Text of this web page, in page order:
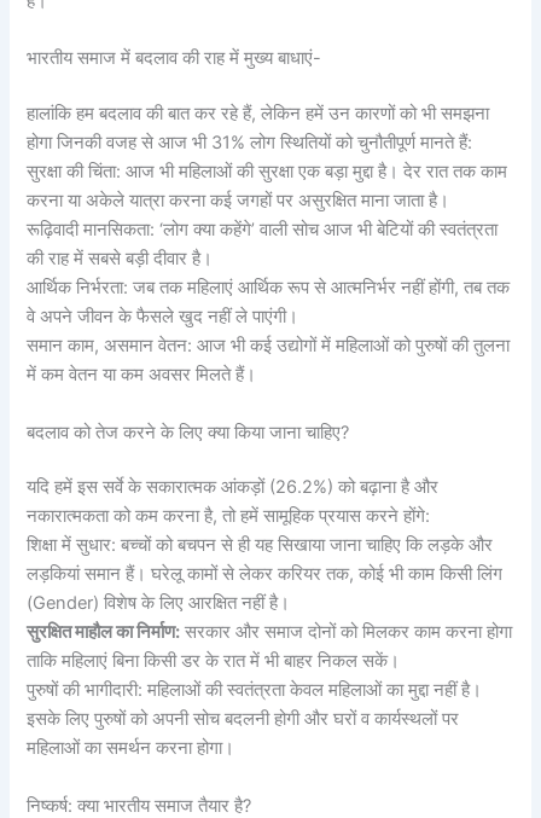
भारतीय समाज में बदलाव की राह में मुख्य बाधाएं-
हालांकि हम बदलाव की बात कर रहे हैं, लेकिन हमें उन कारणों को भी समझना
होगा जिनकी वजह से आज भी 31% लोग स्थितियों को चुनौतीपूर्ण मानते हैं:
सुरक्षा की चिंता: आज भी महिलाओं की सुरक्षा एक बड़ा मुद्दा है। देर रात तक काम
करना या अकेले यात्रा करना कई जगहों पर असुरक्षित माना जाता है।
रूढ़िवादी मानसिकता: ‘लोग क्या कहेंगे’ वाली सोच आज भी बेटियों की स्वतंत्रता
की राह में सबसे बड़ी दीवार है।
आर्थिक निर्भरता: जब तक महिलाएं आर्थिक रूप से आत्मनिर्भर नहीं होंगी, तब तक
वे अपने जीवन के फैसले खुद नहीं ले पाएंगी।
समान काम, असमान वेतन: आज भी कई उद्योगों में महिलाओं को पुरुषों की तुलना
में कम वेतन या कम अवसर मिलते हैं।
बदलाव को तेज करने के लिए क्या किया जाना चाहिए?
यदि हमें इस सर्वे के सकारात्मक आंकड़ों (26.2%) को बढ़ाना है और
नकारात्मकता को कम करना है, तो हमें सामूहिक प्रयास करने होंगे:
शिक्षा में सुधार: बच्चों को बचपन से ही यह सिखाया जाना चाहिए कि लड़के और
लड़कियां समान हैं। घरेलू कामों से लेकर करियर तक, कोई भी काम किसी लिंग
(Gender) विशेष के लिए आरक्षित नहीं है।
सुरक्षित माहौल का निर्माण: सरकार और समाज दोनों को मिलकर काम करना होगा
ताकि महिलाएं बिना किसी डर के रात में भी बाहर निकल सकें।
पुरुषों की भागीदारी: महिलाओं की स्वतंत्रता केवल महिलाओं का मुद्दा नहीं है।
इसके लिए पुरुषों को अपनी सोच बदलनी होगी और घरों व कार्यस्थलों पर
महिलाओं का समर्थन करना होगा।
निष्कर्ष: क्या भारतीय समाज तैयार है?